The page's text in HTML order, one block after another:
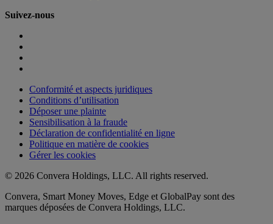
Suivez-nous
Conformité et aspects juridiques
Conditions d’utilisation
Déposer une plainte
Sensibilisation à la fraude
Déclaration de confidentialité en ligne
Politique en matière de cookies
Gérer les cookies
© 2026 Convera Holdings, LLC. All rights reserved.
Convera, Smart Money Moves, Edge et GlobalPay sont des
marques déposées de Convera Holdings, LLC.